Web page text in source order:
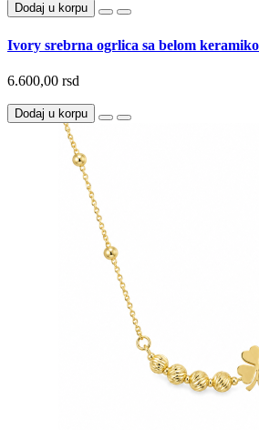
Dodaj u korpu
Ivory srebrna ogrlica sa belom
6.600,00 rsd
Dodaj u korpu